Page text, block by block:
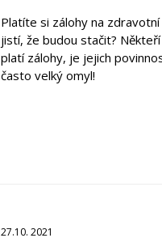
Platíte si zálohy na
jistí, že budou stačit?
platí zálohy, je jejich
často velký omyl!
27.10. 2021